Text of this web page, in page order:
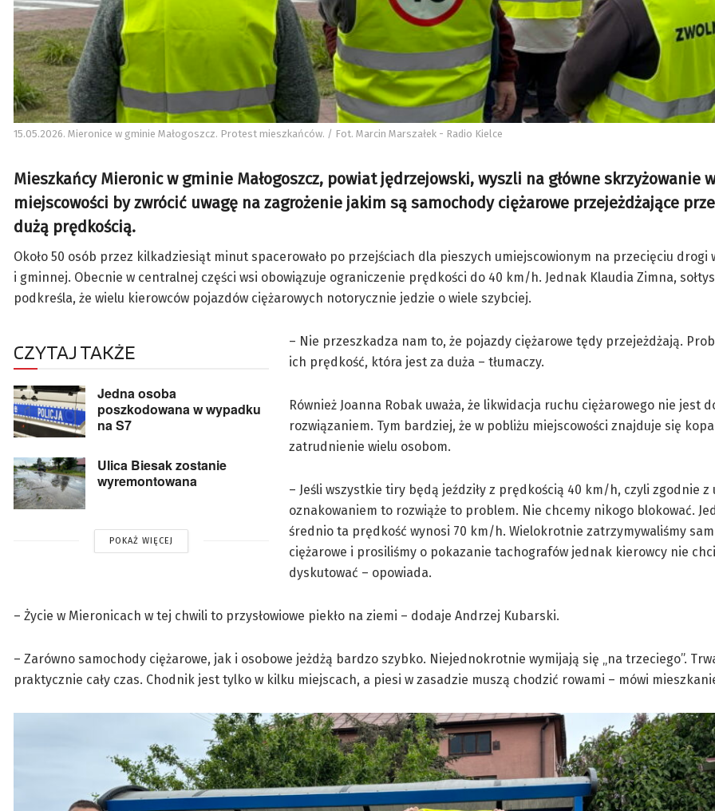
15.05.2026. Mieronice w gminie Małogoszcz. Protest mieszkańców. / Fot. Marcin Marszałek - Radio Kielce
Mieszkańcy Mieronic w gminie Małogoszcz, powiat jędrzejowski, wyszli na główne skrzyżowanie w
miejscowości by zwrócić uwagę na zagrożenie jakim są samochody ciężarowe przejeżdżające
dużą prędkością.
Około 50 osób przez kilkadziesiąt minut spacerowało po przejściach dla pieszych umiejscowionym na przecięciu drogi
i gminnej. Obecnie w centralnej części wsi obowiązuje ograniczenie prędkości do 40 km/h. Jednak Klaudia Zimna,
podkreśla, że wielu kierowców pojazdów ciężarowych notorycznie jedzie o wiele szybciej.
CZYTAJ TAKŻE
Jedna osoba
poszkodowana w wypadku
na S7
Ulica Biesak zostanie
wyremontowana
POKAŻ WIĘCEJ
– Nie przeszkadza nam to, że pojazdy ciężarowe tędy przejeżdżają.
ich prędkość, która jest za duża – tłumaczy.
Również Joanna Robak uważa, że likwidacja ruchu ciężarowego nie jest
rozwiązaniem. Tym bardziej, że w pobliżu miejscowości znajduje się
zatrudnienie wielu osobom.
– Jeśli wszystkie tiry będą jeździły z prędkością 40 km/h, czyli zgodnie z
oznakowaniem to rozwiąże to problem. Nie chcemy nikogo blokować.
średnio ta prędkość wynosi 70 km/h. Wielokrotnie zatrzymywaliśmy
ciężarowe i prosiliśmy o pokazanie tachografów jednak kierowcy nie
dyskutować – opowiada.
– Życie w Mieronicach w tej chwili to przysłowiowe piekło na ziemi – dodaje Andrzej Kubarski.
– Zarówno samochody ciężarowe, jak i osobowe jeżdżą bardzo szybko. Niejednokrotnie wymijają się „na trzeciego”.
praktycznie cały czas. Chodnik jest tylko w kilku miejscach, a piesi w zasadzie muszą chodzić rowami – mówi